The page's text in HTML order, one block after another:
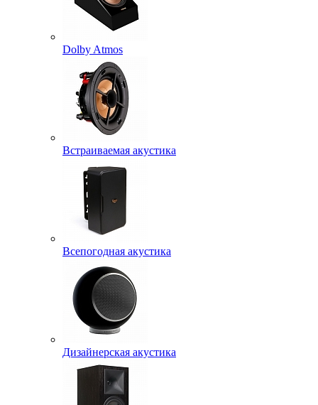
Dolby Atmos
Встраиваемая акустика
Всепогодная акустика
Дизайнерская акустика